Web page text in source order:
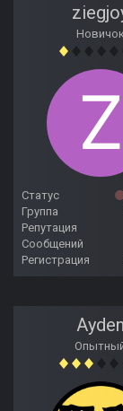
Статус
Группа
Репутация
Сообщений
Регистрация
Ayden